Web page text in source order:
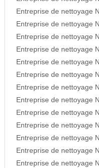
Entreprise de nettoyage
Entreprise de nettoyage
Entreprise de nettoyage
Entreprise de nettoyage
Entreprise de nettoyage
Entreprise de nettoyage
Entreprise de nettoyage
Entreprise de nettoyage
Entreprise de nettoyage
Entreprise de nettoyage
Entreprise de nettoyage
Entreprise de nettoyage
Entreprise de nettoyage